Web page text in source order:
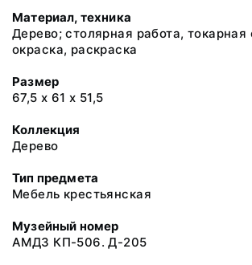
Материал, техника
Дерево; столярная работа, токарная
окраска, раскраска
Размер
67,5 х 61 х 51,5
Коллекция
Дерево
Тип предмета
Мебель крестьянская
Музейный номер
АМДЗ КП-506. Д-205